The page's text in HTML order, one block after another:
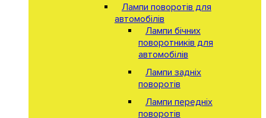
Лампи поворотів для
автомобілів
Лампи бічних
поворотників для
автомобілів
Лампи задніх
поворотів
Лампи передніх
поворотів